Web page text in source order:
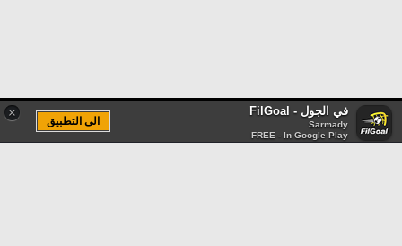
× في الجول - FilGoal
Sarmady
FREE - In Google Play
الى التطبيق